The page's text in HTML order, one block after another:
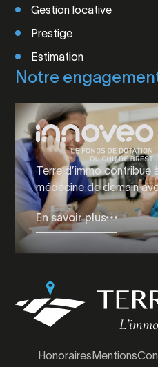
Gestion locative
Prestige
Estimation
Notre
Terre d’immo contribue
médecine de demain
En savoir plus
HonorairesMentions